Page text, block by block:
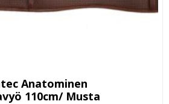
Anatominen
110cm/ Musta